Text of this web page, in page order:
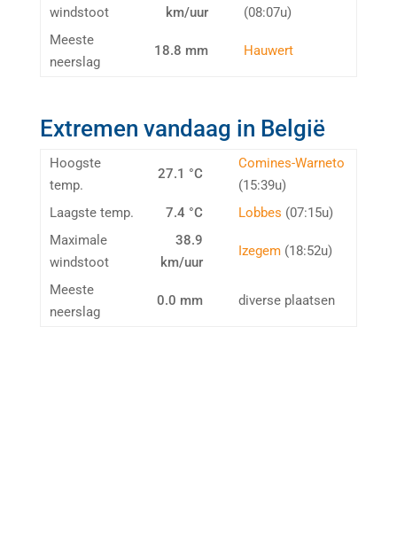
windstoot
km/uur
(08:07u)
Meeste
neerslag
18.8 mm Hauwert
Extremen vandaag in België
Hoogste
temp.
27.1 °C
Comines-Warneto
(15:39u)
Laagste temp.
7.4 °C Lobbes (07:15u)
Maximale
windstoot
38.9
km/uur
Izegem(18:52u)
Meeste
neerslag
0.0 mm diverse plaatsen